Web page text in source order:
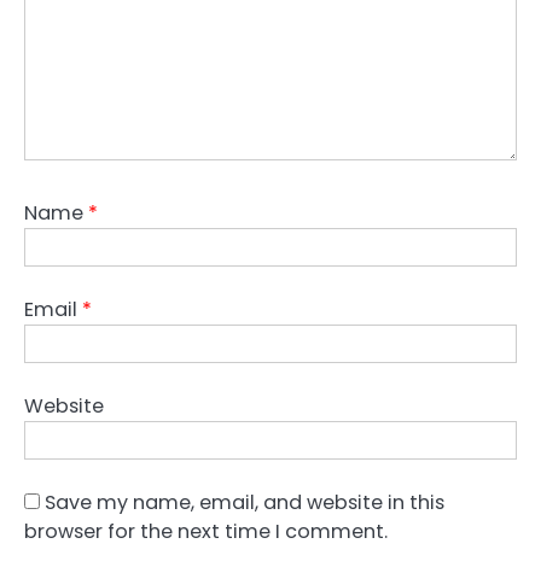
Name *
Email *
Website
Save my name, email, and website in this
browser for the next time I comment.